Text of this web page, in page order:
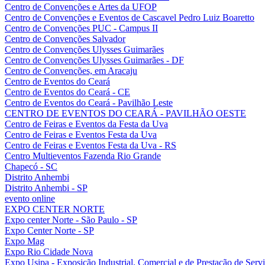
Centro de Convenções e Artes da UFOP
Centro de Convenções e Eventos de Cascavel Pedro Luiz Boaretto
Centro de Convenções PUC - Campus II
Centro de Convenções Salvador
Centro de Convenções Ulysses Guimarães
Centro de Convenções Ulysses Guimarães - DF
Centro de Convenções, em Aracaju
Centro de Eventos do Ceará
Centro de Eventos do Ceará - CE
Centro de Eventos do Ceará - Pavilhão Leste
CENTRO DE EVENTOS DO CEARÁ - PAVILHÃO OESTE
Centro de Feiras e Eventos da Festa da Uva
Centro de Feiras e Eventos Festa da Uva
Centro de Feiras e Eventos Festa da Uva - RS
Centro Multieventos Fazenda Rio Grande
Chapecó - SC
Distrito Anhembi
Distrito Anhembi - SP
evento online
EXPO CENTER NORTE
Expo center Norte - São Paulo - SP
Expo Center Norte - SP
Expo Mag
Expo Rio Cidade Nova
Expo Usipa - Exposição Industrial, Comercial e de Prestação de